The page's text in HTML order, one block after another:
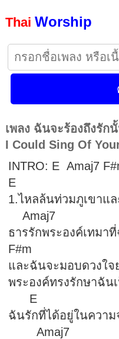
Thai Worship
เพลง ฉันจะร้องถึงรัก
I Could Sing Of
INTRO: E Amaj7
E
1.ไหลล้นท่วมภูเขาแล
Amaj7
ธารรักพระองค์เทมา
F#m
และฉันจะมอบดวงใจ
พระองค์ทรงรักษาฉัน
E
ฉันรักที่ได้อยู่ในความ
Amaj7